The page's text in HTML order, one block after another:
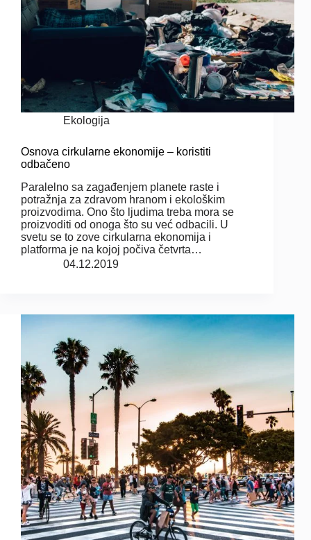
Ekologija
Osnova cirkularne ekonomije – koristiti
odbačeno
Paralelno sa zagađenjem planete raste i
potražnja za zdravom hranom i ekološkim
proizvodima. Ono što ljudima treba mora se
proizvoditi od onoga što su već odbacili. U
svetu se to zove cirkularna ekonomija i
platforma je na kojoj počiva četvrta…
04.12.2019